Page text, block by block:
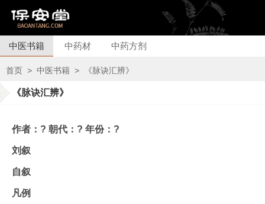
中医书籍 中药材 中药方剂
首页 > 中医书籍 > 《脉诀汇辨》
《脉诀汇辨》
作者：? 朝代：? 年份：?
刘叙
自叙
凡例